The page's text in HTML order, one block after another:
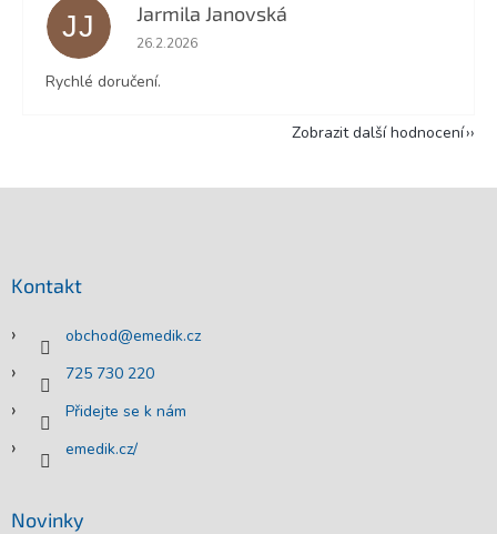
JJ Jarmila Janovská
Hodnocení obchodu je 5 z 5 hvězdiček.
26.2.2026
Rychlé doručení.
Zobrazit další hodnocení
Kontakt
obchod@emedik.cz
725 730 220
Přidejte se k nám
emedik.cz/
Novinky